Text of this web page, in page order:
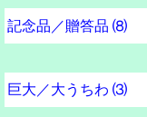
垂れ幕 横断幕 旗
垂れ幕参考価格
のぼり旗
スポーツ横断幕
横断幕参考価格表
後方まとい／長琉旗
記念品／贈答品 ⑻
プレート 記念品
レーザー彫刻 記念品
ミニ垂れ幕 記念品
額／盾 記念品
立体／ケース 記念品
結婚／各種御祝い
粗品インデックス
巨大／大うちわ ⑶